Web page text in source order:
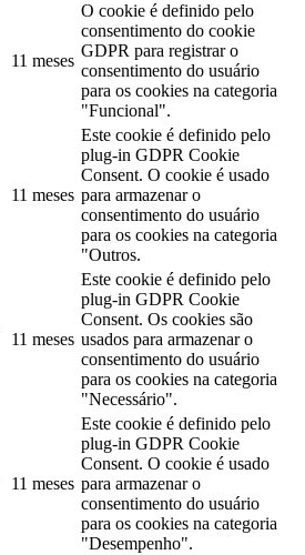
11 meses
O cookie é definido pelo
consentimento do cookie
GDPR para registrar o
consentimento do usuário
para os cookies na categoria
"Funcional".
11 meses
Este cookie é definido pelo
plug-in GDPR Cookie
Consent. O cookie é usado
para armazenar o
consentimento do usuário
para os cookies na categoria
"Outros.
11 meses
Este cookie é definido pelo
plug-in GDPR Cookie
Consent. Os cookies são
usados para armazenar o
consentimento do usuário
para os cookies na categoria
"Necessário".
11 meses
Este cookie é definido pelo
plug-in GDPR Cookie
Consent. O cookie é usado
para armazenar o
consentimento do usuário
para os cookies na categoria
"Desempenho".